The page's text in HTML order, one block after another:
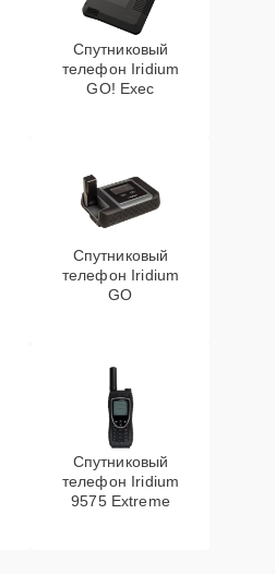
Спутниковый
телефон Iridium
GO! Exec
Спутниковый
телефон Iridium
GO
Спутниковый
телефон Iridium
9575 Extreme